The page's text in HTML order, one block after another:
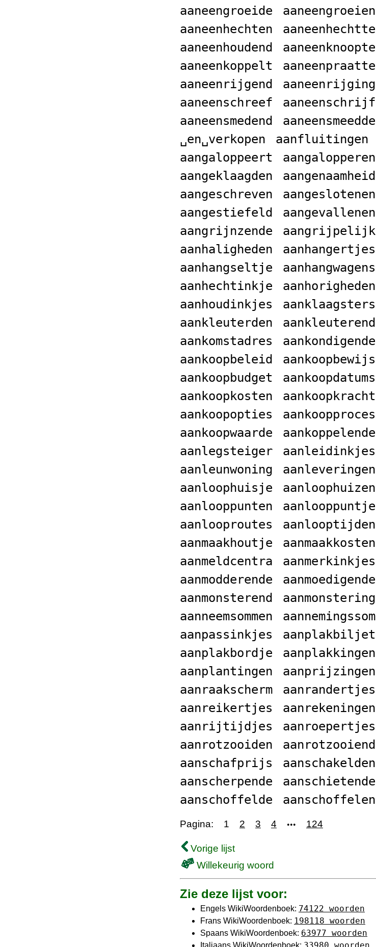
aaneengroeide
aaneengroeien
aaneenhechten
aaneenhechtte
aaneenhoudend
aaneenknoopte
aaneenkoppelt
aaneenpraatte
aaneenrijgend
aaneenrijging
aaneenschreef
aaneenschrijf
aaneensmedend
aaneensmeedde
␣en␣verkopen
aanfluitingen
aangaloppeert
aangalopperen
aangeklaagden
aangenaamheid
aangeschreven
aangeslotenen
aangestiefeld
aangevallenen
aangrijnzende
aangrijpelijk
aanhaligheden
aanhangertjes
aanhangseltje
aanhangwagens
aanhechtinkje
aanhorigheden
aanhoudinkjes
aanklaagsters
aankleuterden
aankleuterend
aankomstadres
aankondigende
aankoopbeleid
aankoopbewijs
aankoopbudget
aankoopdatums
aankoopkosten
aankoopkracht
aankoopopties
aankoopproces
aankoopwaarde
aankoppelende
aanlegsteiger
aanleidinkjes
aanleunwoning
aanleveringen
aanloophuisje
aanloophuizen
aanlooppunten
aanlooppuntje
aanlooproutes
aanlooptijden
aanmaakhoutje
aanmaakkosten
aanmeldcentra
aanmerkinkjes
aanmodderende
aanmoedigende
aanmonsterend
aanmonstering
aanneemsommen
aannemingssom
aanpassinkjes
aanplakbiljet
aanplakbordje
aanplakkingen
aanplantingen
aanprijzingen
aanraakscherm
aanrandertjes
aanreikertjes
aanrekeningen
aanrijtijdjes
aanroepertjes
aanrotzooiden
aanrotzooiend
aanschafprijs
aanschakelden
aanscherpende
aanschietende
aanschoffelde
aanschoffelen
Pagina: 1 2 3 4 ••• 124
Vorige lijst
Willekeurig woord
Zie deze lijst voor:
Engels WikiWoordenboek: 74122 woorden
Frans WikiWoordenboek: 198118 woorden
Spaans WikiWoordenboek: 63977 woorden
Italiaans WikiWoordenboek: